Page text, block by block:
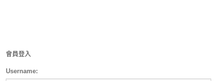
會員登入
Username: